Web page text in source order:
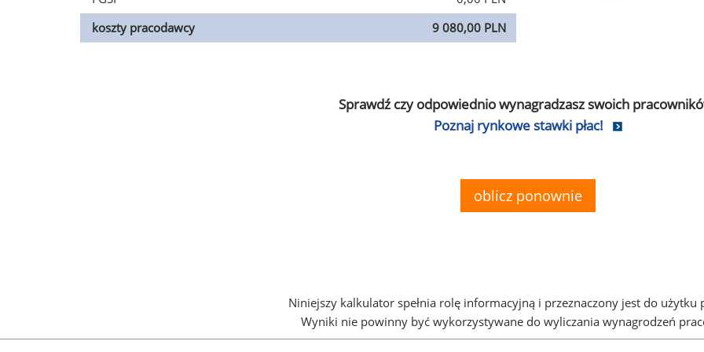
koszty pracodawcy
9 080,00 PLN
Sprawdź czy odpowiednio wynagradzasz swoich
Poznaj rynkowe stawki płac!
oblicz ponownie
Niniejszy kalkulator spełnia rolę informacyjną i przeznaczony jest do użytku
Wyniki nie powinny być wykorzystywane do wyliczania wynagrodzeń